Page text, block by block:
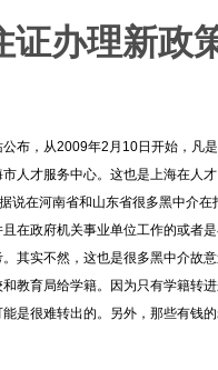
办理新政
布，从2009年2月10日开始，凡
人才服务中心。这也是上海在人
说在河南省和山东省很多黑中介
在政府机关事业单位工作的或者
其实不然，这也是很多黑中介故
教育局给学籍。因为只有学籍转
是很难转出的。另外，那些有钱